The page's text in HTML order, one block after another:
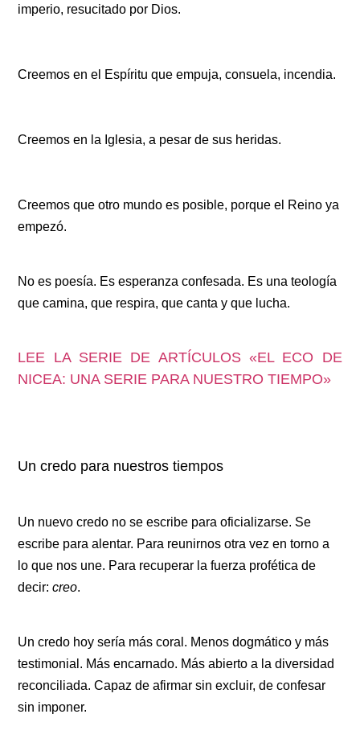
imperio, resucitado por Dios.
Creemos en el Espíritu que empuja, consuela, incendia.
Creemos en la Iglesia, a pesar de sus heridas.
Creemos que otro mundo es posible, porque el Reino ya
empezó.
No es poesía. Es esperanza confesada. Es una teología
que camina, que respira, que canta y que lucha.
LEE LA SERIE DE ARTÍCULOS «EL ECO DE
NICEA: UNA SERIE PARA NUESTRO TIEMPO»
Un credo para nuestros tiempos
Un nuevo credo no se escribe para oficializarse. Se
escribe para alentar. Para reunirnos otra vez en torno a
lo que nos une. Para recuperar la fuerza profética de
decir:creo.
Un credo hoy sería más coral. Menos dogmático y más
testimonial. Más encarnado. Más abierto a la diversidad
reconciliada. Capaz de afirmar sin excluir, de confesar
sin imponer.